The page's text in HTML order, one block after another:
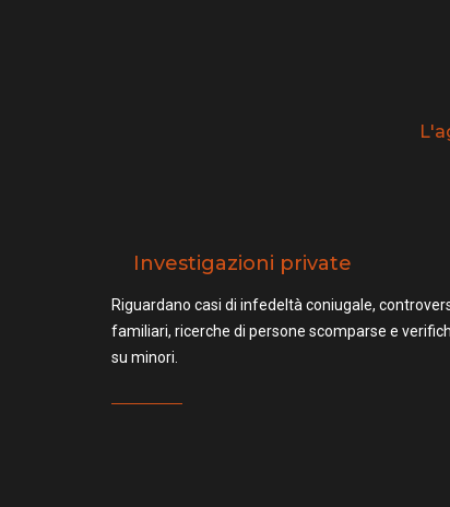
Investigazioni private
Riguardano casi di infedeltà coniugale,
familiari, ricerche di persone scomparse e
su minori.